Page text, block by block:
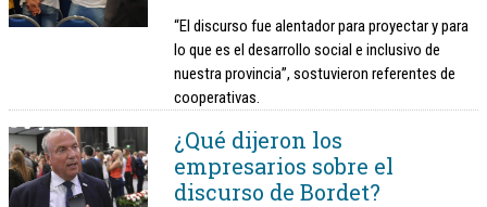
“El discurso fue alentador para proyectar y para
lo que es el desarrollo social e inclusivo de
nuestra provincia”, sostuvieron referentes de
cooperativas.
¿Qué dijeron los
empresarios sobre el
discurso de Bordet?